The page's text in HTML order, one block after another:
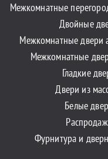
Межкомнатные
Двойные
Межкомнатные двери
Межкомнатные
Гладкие
Двери из
Белые
Фурнитура и